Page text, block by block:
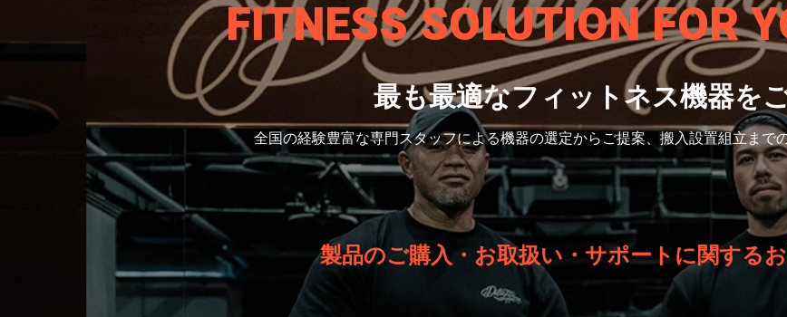
FITNESS SOLUTIONFOR
最も最適なフィットネス機器を
全国の経験豊富な専門スタッフによる機器の選定から ご提案、搬入設置組立まで
製品のご購入・お取扱い・サポートに関する